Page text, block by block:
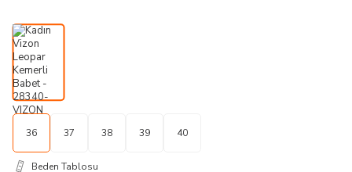
36 37 38 39 40
Beden Tablosu